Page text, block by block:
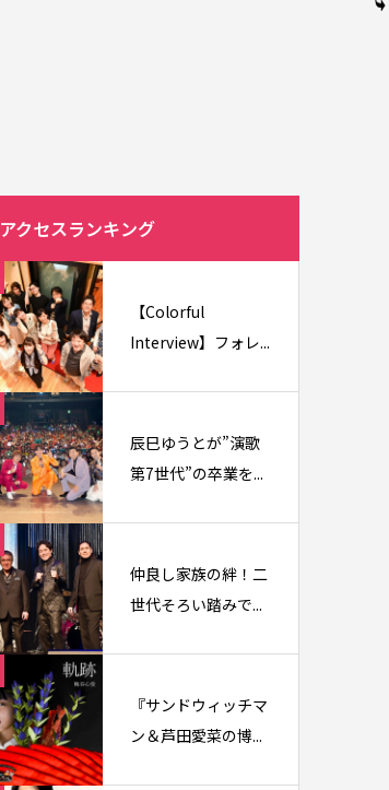
アクセスランキング
【Colorful
Interview】フォレ...
辰巳ゆうとが”演歌
第7世代”の卒業を...
仲良し家族の絆！二
世代そろい踏みで...
『サンドウィッチマ
ン＆芦田愛菜の博...